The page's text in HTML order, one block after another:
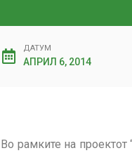
ДАТУМ
АПРИЛ 6, 2014
Во рамките на